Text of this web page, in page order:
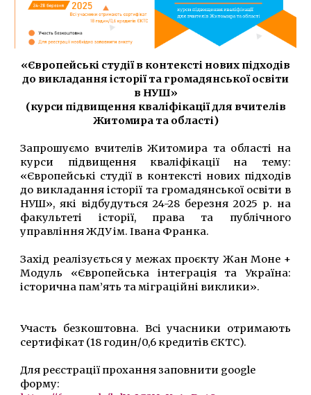
«Європейські студії в контексті нових підходів
до викладання історії та громадянської освіти
в НУШ»
(курси підвищення кваліфікації для вчителів
Житомира та області)
Запрошуємо вчителів Житомира та області на
курси підвищення кваліфікації на тему:
«Європейські студії в контексті нових підходів
до викладання історії та громадянської освіти в
НУШ», які відбудуться 24-28 березня 2025 р. на
факультеті історії, права та публічного
управління ЖДУ ім. Івана Франка.
Захід реалізується у межах проєкту Жан Моне +
Модуль «Європейська інтеграція та Україна:
історична пам’ять та міграційні виклики».
Участь безкоштовна. Всі учасники отримають
сертифікат (18 годин/0,6 кредитів ЄКТС).
Для реєстрації прохання заповнити google
форму: